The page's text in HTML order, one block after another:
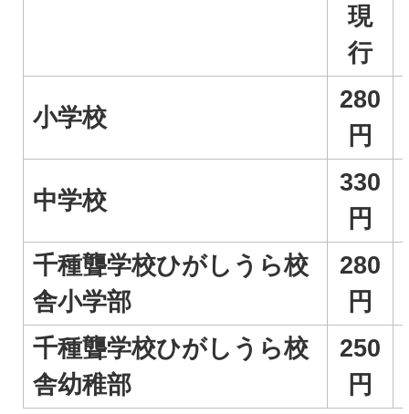
現
行
小学校
280
円
中学校
330
円
千種聾学校ひがしうら校
舎小学部
280
円
千種聾学校ひがしうら校
舎幼稚部
250
円